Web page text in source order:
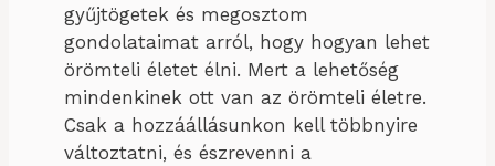
gyűjtögetek és megosztom
gondolataimat arról, hogy hogyan lehet
örömteli életet élni. Mert a lehetőség
mindenkinek ott van az örömteli életre.
Csak a hozzáállásunkon kell többnyire
változtatni, és észrevenni a